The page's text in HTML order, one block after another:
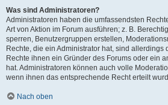
Was sind Administratoren?
Administratoren haben die umfassendsten
Art von Aktion im Forum ausführen; z. B.
sperren, Benutzergruppen erstellen,
Rechte, die ein Administrator hat, sind allerdings
Rechte ihnen ein Gründer des Forums oder ein
hat. Administratoren können auch volle
wenn ihnen das entsprechende Recht erteilt
Nach oben